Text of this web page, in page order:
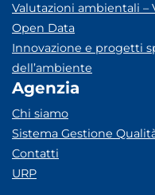
Valutazioni ambientali –
Open Data
Innovazione e progetti
dell’ambiente
Agenzia
Chi siamo
Sistema Gestione
Contatti
URP